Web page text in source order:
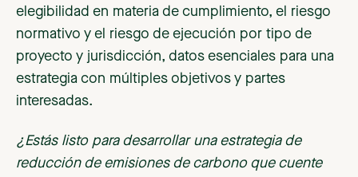
elegibilidad en materia de cumplimiento, el riesgo
normativo y el riesgo de ejecución por tipo de
proyecto y jurisdicción, datos esenciales para una
estrategia con múltiples objetivos y partes
interesadas.
¿Estás listo para desarrollar una estrategia de
reducción de emisiones de carbono que cuente